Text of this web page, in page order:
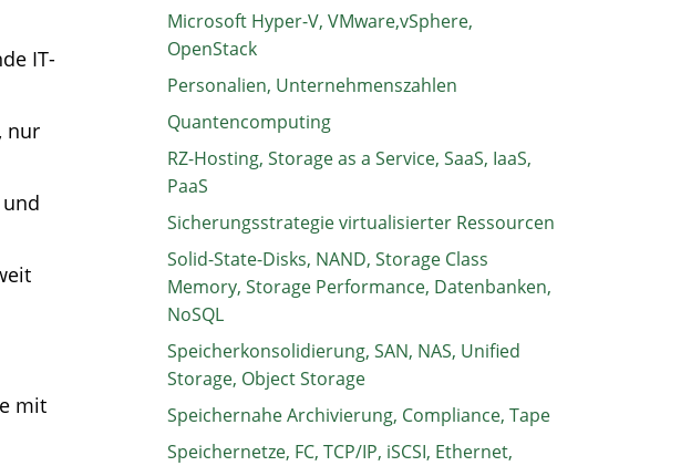
IT-
nur
mit
Microsoft Hyper-V, VMware,vSphere,
OpenStack
Personalien, Unternehmenszahlen
Quantencomputing
RZ-Hosting, Storage as a Service, SaaS, IaaS,
PaaS
Sicherungsstrategie virtualisierter Ressourcen
Solid-State-Disks, NAND, Storage Class
Memory, Storage Performance, Datenbanken,
NoSQL
Speicherkonsolidierung, SAN, NAS, Unified
Storage, Object Storage
Speichernahe Archivierung, Compliance, Tape
Speichernetze, FC, TCP/IP, iSCSI, Ethernet,